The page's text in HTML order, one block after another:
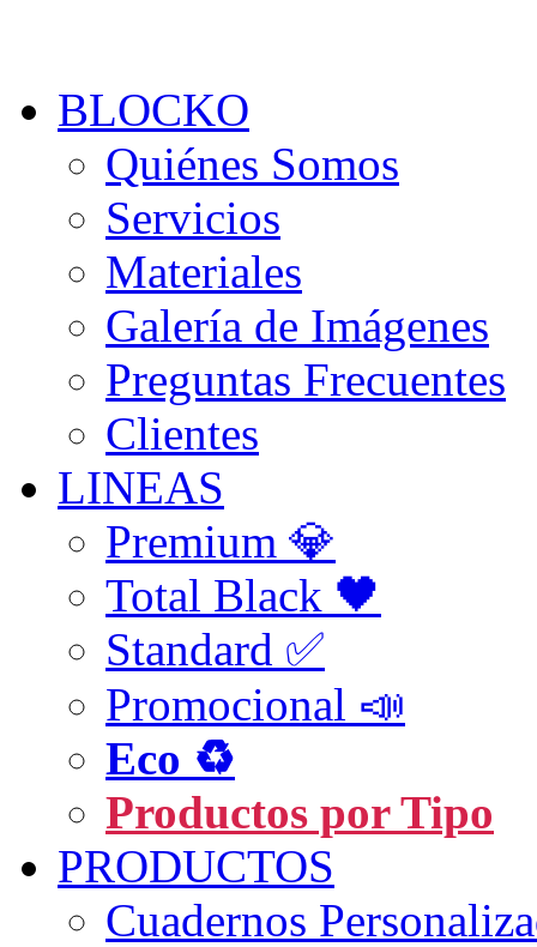
BLOCKO
Quiénes Somos
Servicios
Materiales
Galería de Imágenes
Preguntas Frecuentes
Clientes
LINEAS
Premium 💎
Total Black 🖤
Standard ✅
Promocional 📣
Eco ♻️
Productos por Tipo
PRODUCTOS
Cuadernos